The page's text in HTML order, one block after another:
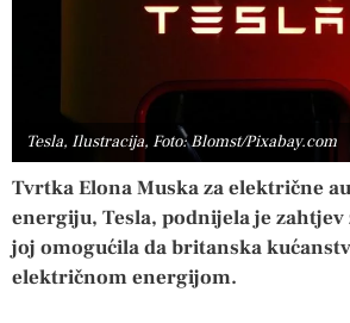
Tesla, Ilustracija, Foto: Blomst/Pixabay.com
Tvrtka Elona Muska za električne
energiju, Tesla, podnijela je zahtjev
joj omogućila da britanska
električnom energijom.